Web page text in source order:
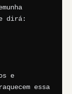
dirá:
e
essa